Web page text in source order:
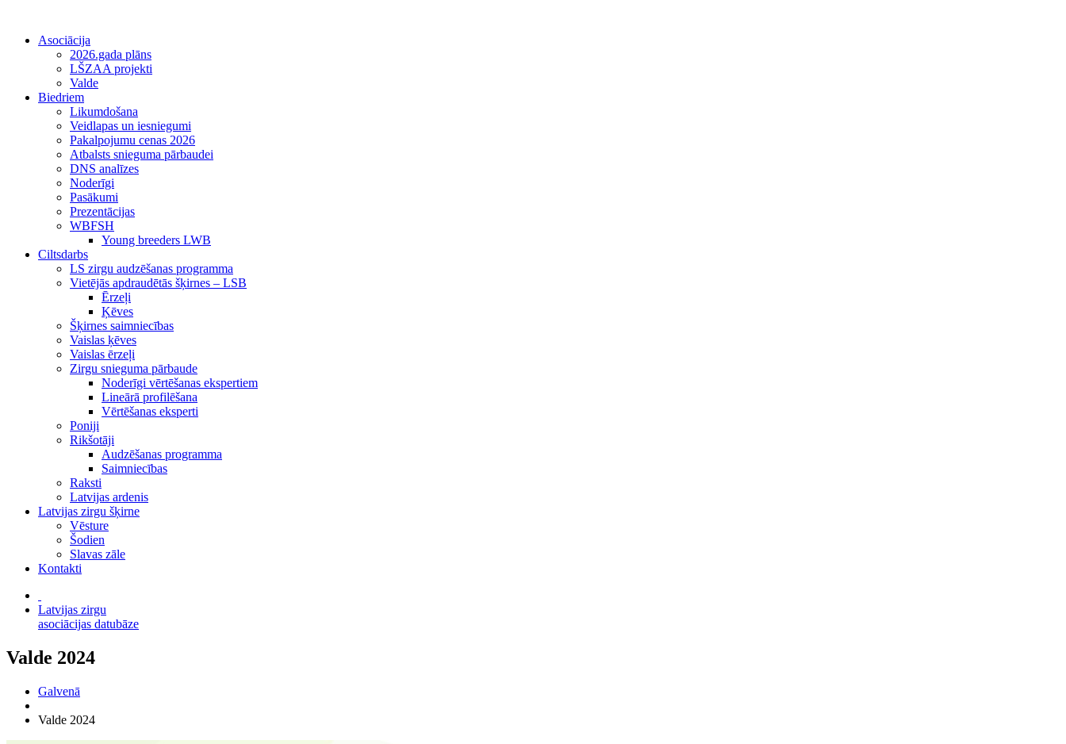
Asociācija
2026.gada plāns
LŠZAA projekti
Valde
Biedriem
Likumdošana
Veidlapas un iesniegumi
Pakalpojumu cenas 2026
Atbalsts snieguma pārbaudei
DNS analīzes
Noderīgi
Pasākumi
Prezentācijas
WBFSH
Young breeders LWB
Ciltsdarbs
LS zirgu audzēšanas programma
Vietējās apdraudētās šķirnes – LSB
Ērzeļi
Ķēves
Šķirnes saimniecības
Vaislas ķēves
Vaislas ērzeļi
Zirgu snieguma pārbaude
Noderīgi vērtēšanas ekspertiem
Lineārā profilēšana
Vērtēšanas eksperti
Poniji
Rikšotāji
Audzēšanas programma
Saimniecības
Raksti
Latvijas ardenis
Latvijas zirgu šķirne
Vēsture
Šodien
Slavas zāle
Kontakti
Latvijas zirgu
asociācijas datubāze
Valde 2024
Galvenā
Valde 2024